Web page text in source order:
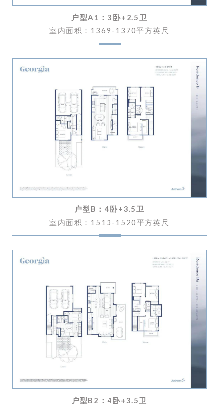
户型A1：3卧+2.5卫
室内面积：1369-1370平方英尺
户型B：4卧+3.5卫
室内面积：1513-1520平方英尺
户型B2： 4卧+3.5卫